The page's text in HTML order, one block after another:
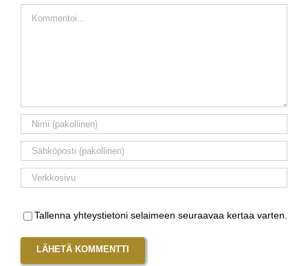
Tallenna yhteystietoni selaimeen seuraavaa kertaa varten.